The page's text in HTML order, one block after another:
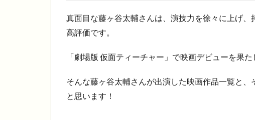
真面目な藤ヶ谷太輔さんは、演技力を徐々に上げ
高評価です。
「劇場版 仮面ティーチャー」で映画デビューを果
そんな藤ヶ谷太輔さんが出演した映画作品一覧と、
と思います！